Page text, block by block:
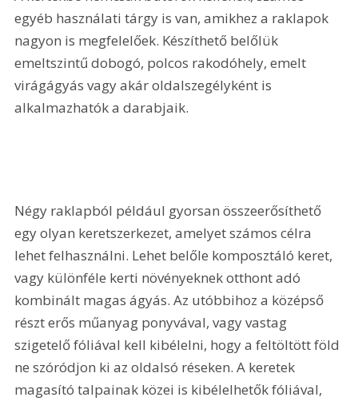
egyéb használati tárgy is van, amikhez a raklapok
nagyon is megfelelőek. Készíthető belőlük
emeltszintű dobogó, polcos rakodóhely, emelt
virágágyás vagy akár oldalszegélyként is
alkalmazhatók a darabjaik.
Négy raklapból például gyorsan összeerősíthető
egy olyan keretszerkezet, amelyet számos célra
lehet felhasználni. Lehet belőle komposztáló keret,
vagy különféle kerti növényeknek otthont adó
kombinált magas ágyás. Az utóbbihoz a középső
részt erős műanyag ponyvával, vagy vastag
szigetelő fóliával kell kibélelni, hogy a feltöltött föld
ne szóródjon ki az oldalsó réseken. A keretek
magasító talpainak közei is kibélelhetők fóliával,